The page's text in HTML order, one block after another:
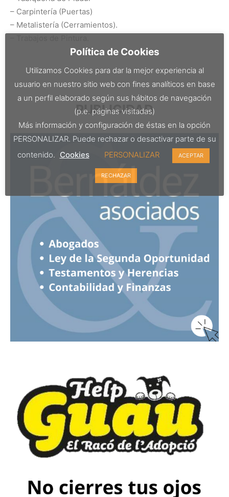
– Carpintería (Puertas)
– Metalistería (Cerramientos).
PUBLICIDAD
Política de Cookies
Utilizamos Cookies para dar la mejor experiencia al
usuario en nuestro sitio web con fines analíticos en base
a un perfil elaborado según sus hábitos de navegación
(p.e. páginas visitadas)
Más información y configuración de éstas en la opción
PERSONALIZAR. Puede rechazar o desactivar parte de su
contenido. Cookies PERSONALIZAR ACEPTAR
RECHAZAR